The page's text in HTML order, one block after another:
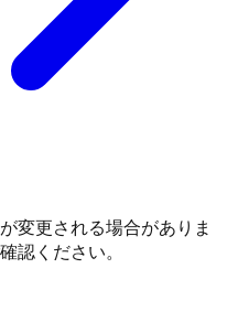
変更される場合がありま
認ください。